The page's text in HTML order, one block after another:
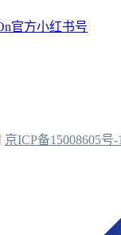
京ICP备15008605号-1